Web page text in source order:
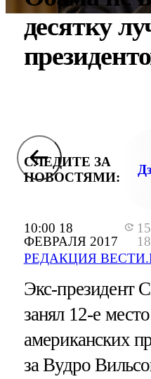
10:00 18
ФЕВРАЛЯ 2017
РЕДАКЦИЯ
десятку
СЛЕДИТЕ ЗА
НОВОСТЯМИ:
Экс-
занял 12-е
американских
за Вудро